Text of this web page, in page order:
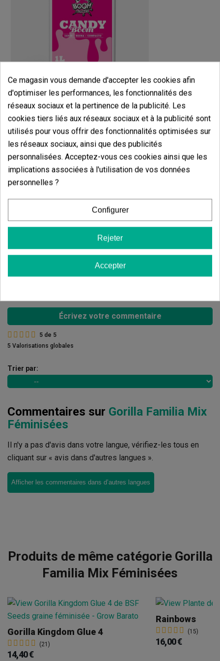
Candy Boom
(77)
8,05 €
10,06 € -20%
Ajouter au panier
5 étoiles
100.00%
3 étoiles
2 étoiles
0.00%
Écrivez votre commentaire
5 de 5
5 Valorisations globales
Trier par:
Commentaires sur Gorilla Familia Mix
Féminisées
Il n'y a pas d'avis dans votre langue, vérifiez-les tous en
cliquant sur « avis dans d'autres langues ».
Afficher les commentaires dans d’autres langues
Produits de même catégorie Gorilla
Familia Mix Féminisées
Gorilla Kingdom Glue 4
(21)
14,40 €
Rainbows
(15)
16,00 €
Ce magasin vous demande d'accepter les cookies afin
d'optimiser les performances, les fonctionnalités des
réseaux sociaux et la pertinence de la publicité. Les
cookies tiers liés aux réseaux sociaux et à la publicité sont
utilisés pour vous offrir des fonctionnalités optimisées sur
les réseaux sociaux, ainsi que des publicités
personnalisées. Acceptez-vous ces cookies ainsi que les
implications associées à l'utilisation de vos données
personnelles ?
Configurer
Rejeter
Accepter